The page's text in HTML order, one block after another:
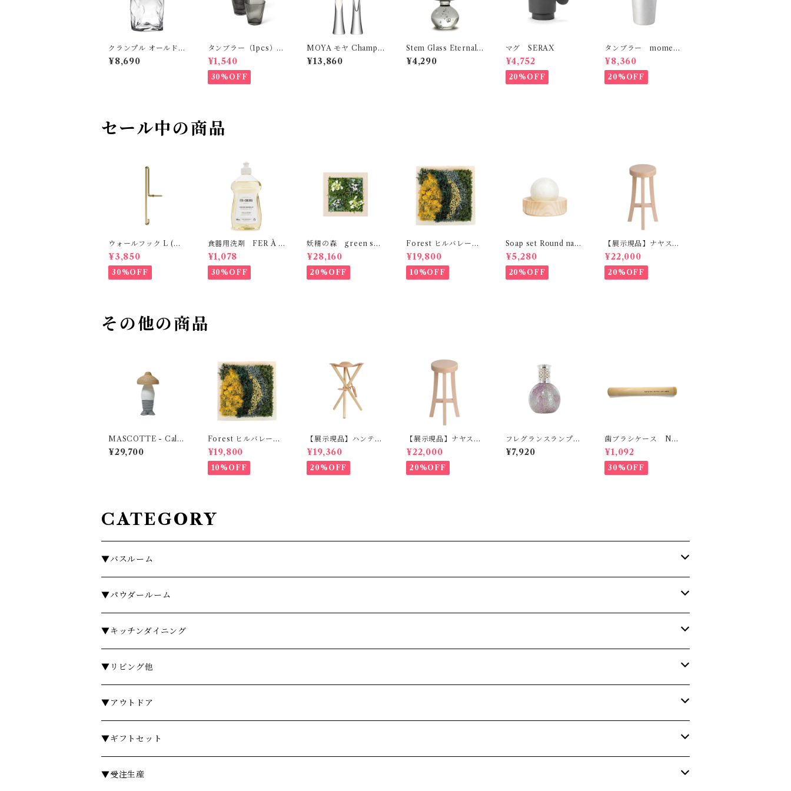
クランプル オールド
木村硝子店
¥8,690
タンブラー（1pcs）
ROSENDAHL
¥1,540
30%OFF
MOYA モヤ Champa
gne Flut 170ml ×2
LSA International
¥13,860
Stem Glass Eternal S
now M 170ｍl（Gre
y） SERAX
¥4,290
マグ SERAX
¥4,752
20%OFF
タンブラー moment
um factory
¥8,360
20%OFF
セール中の商品
ウォールフック L (マ
ットゴールド） MO
EBE
¥3,850
30%OFF
食器用洗剤 FER À C
HEVAL
¥1,078
30%OFF
妖精の森 green sen
ses
¥28,160
20%OFF
Forest ヒルバレー
green senses
¥19,800
10%OFF
Soap set Round natu
ral HETKINEN
¥5,280
20%OFF
【展示現品】ナヤスツ
ール M GREENHO
LT
¥22,000
20%OFF
その他の商品
MASCOTTE - Calm
MOBJE
¥29,700
Forest ヒルバレー
green senses
¥19,800
10%OFF
【展示現品】ハンティ
ング チェア S GREE
NHOLT
¥19,360
20%OFF
【展示現品】ナヤスツ
ール M GREENHO
LT
¥22,000
20%OFF
フレグランスランプ
（L）丸型 Ashleigh&
Burwood
¥7,920
歯ブラシケース Nhe
s.
¥1,092
30%OFF
CATEGORY
▼バスルーム
タオル
バスローブ
石鹸・ボディソープ
入浴剤・バスソルト
ディスペンサー・ソープディッシュ
ボディケア
▼パウダールーム
石鹸・ハンドウォッシュ
ディスペンサー・ソープディッシュ
歯ブラシスタンド・タンブラー
ハンドクリーム
ランドリーバスケット
▼キッチンダイニング
お皿・プレート
グラス・コップ
カトラリー
箸・箸置き
▼リビング他
フレグランス
フレグランスランプ
リードディフューザー
時計
キャンドル
▼アウトドア
テーブル
椅子・スツール
▼ギフトセット
￥3,000～
▼受注生産